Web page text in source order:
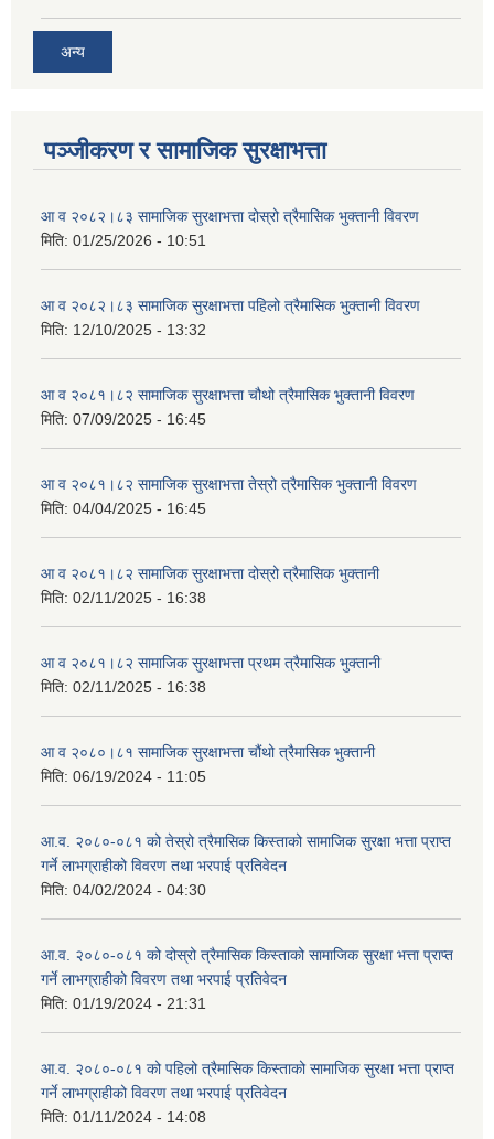
अन्य
पञ्जीकरण र सामाजिक सुरक्षाभत्ता
आ व २०८२।८३ सामाजिक सुरक्षाभत्ता दोस्रो त्रैमासिक भुक्तानी विवरण
मिति: 01/25/2026 - 10:51
आ व २०८२।८३ सामाजिक सुरक्षाभत्ता पहिलो त्रैमासिक भुक्तानी विवरण
मिति: 12/10/2025 - 13:32
आ व २०८१।८२ सामाजिक सुरक्षाभत्ता चौथो त्रैमासिक भुक्तानी विवरण
मिति: 07/09/2025 - 16:45
आ व २०८१।८२ सामाजिक सुरक्षाभत्ता तेस्रो त्रैमासिक भुक्तानी विवरण
मिति: 04/04/2025 - 16:45
आ व २०८१।८२ सामाजिक सुरक्षाभत्ता दोस्रो त्रैमासिक भुक्तानी
मिति: 02/11/2025 - 16:38
आ व २०८१।८२ सामाजिक सुरक्षाभत्ता प्रथम त्रैमासिक भुक्तानी
मिति: 02/11/2025 - 16:38
आ व २०८०।८१ सामाजिक सुरक्षाभत्ता चौंथो त्रैमासिक भुक्तानी
मिति: 06/19/2024 - 11:05
आ.व. २०८०-०८१ को तेस्रो त्रैमासिक किस्ताको सामाजिक सुरक्षा भत्ता प्राप्त
गर्ने लाभग्राहीको विवरण तथा भरपाई प्रतिवेदन
मिति: 04/02/2024 - 04:30
आ.व. २०८०-०८१ को दोस्रो त्रैमासिक किस्ताको सामाजिक सुरक्षा भत्ता प्राप्त
गर्ने लाभग्राहीको विवरण तथा भरपाई प्रतिवेदन
मिति: 01/19/2024 - 21:31
आ.व. २०८०-०८१ को पहिलो त्रैमासिक किस्ताको सामाजिक सुरक्षा भत्ता प्राप्त
गर्ने लाभग्राहीको विवरण तथा भरपाई प्रतिवेदन
मिति: 01/11/2024 - 14:08